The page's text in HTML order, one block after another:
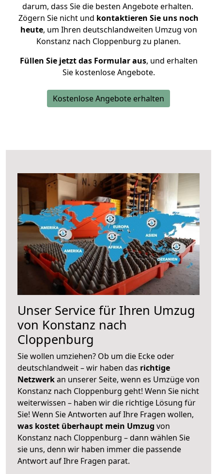
darum, dass Sie die besten Angebote erhalten.
Zögern Sie nicht und kontaktieren Sie uns noch
heute, um Ihren deutschlandweiten Umzug von
Konstanz nach Cloppenburg zu planen.
Füllen Sie jetzt das Formular aus, und erhalten
Sie kostenlose Angebote.
Kostenlose Angebote erhalten
Unser Service für Ihren Umzug
von Konstanz nach
Cloppenburg
Sie wollen umziehen? Ob um die Ecke oder
deutschlandweit – wir haben das richtige
Netzwerkan unserer Seite, wenn es Umzüge von
Konstanz nach Cloppenburg geht! Wenn Sie nicht
weiterwissen – haben wir die richtige Lösung für
Sie! Wenn Sie Antworten auf Ihre Fragen wollen,
was kostet überhaupt mein Umzug von
Konstanz nach Cloppenburg – dann wählen Sie
sie uns, denn wir haben immer die passende
Antwort auf Ihre Fragen parat.